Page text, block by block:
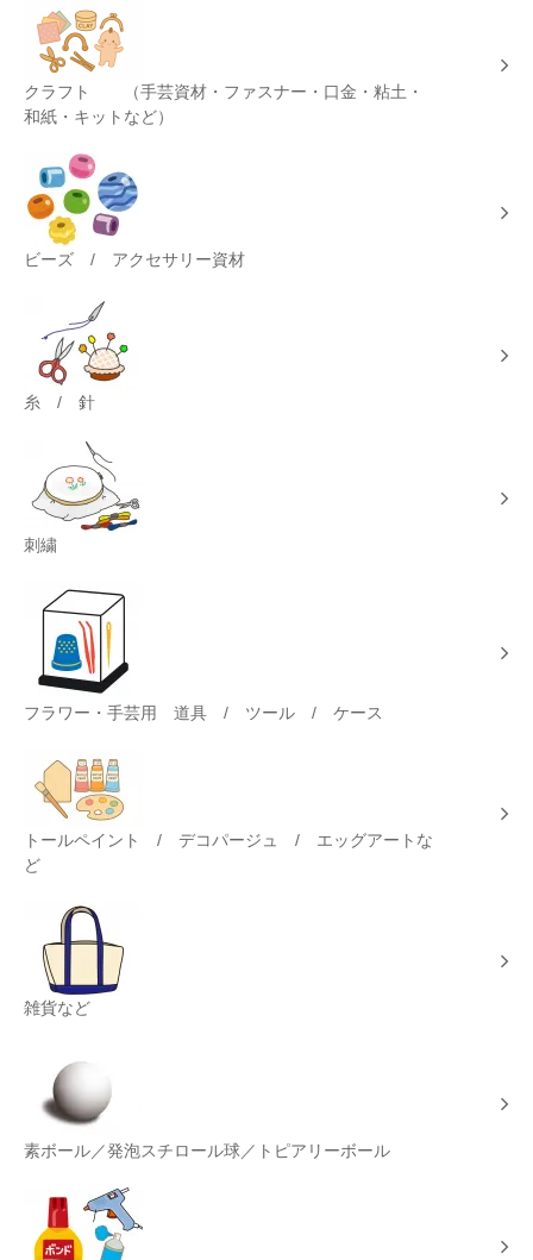
クラフト （手芸資材・ファスナー・口金・粘土・
和紙・キットなど）
ビーズ / アクセサリー資材
糸 / 針
刺繍
フラワー・手芸用 道具 / ツール / ケース
トールペイント / デコパージュ / エッグアートな
ど
雑貨など
素ボール／発泡スチロール球／トピアリーボール